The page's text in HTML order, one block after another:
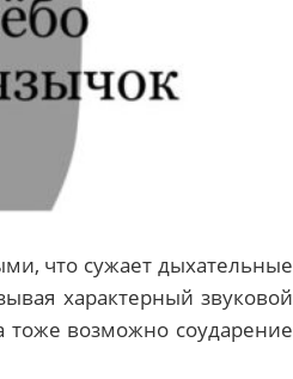
что сужает дыхательные
характерный звуковой
возможно соударение